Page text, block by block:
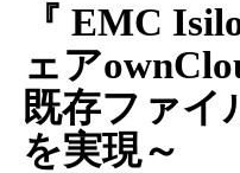
『 EMC
ェア
既存ファイ
を実現～